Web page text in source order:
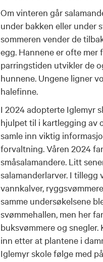
Om vinteren går
under bakken eller under
sommeren vender de
egg. Hannene er ofte mer
parringstiden utvikler de
hunnene. Ungene ligner
halefinne.
I 2024 adopterte Iglemyr
hjulpet til i kartlegging av
samle inn viktig
forvaltning. Våren 2024
småsalamandere. Litt
salamanderlarver. I tillegg
vannkalver,
samme undersøkelsene
svømmehallen, men her
buksvømmere og
inn etter at plantene i
Iglemyr skole følge med